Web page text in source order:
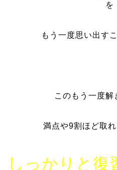
を
もう一度思い出す
このもう一度解
満点や9割ほど取
しっかりと復